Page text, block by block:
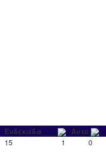
Ενδεκάδα Αυτο
15 1 0